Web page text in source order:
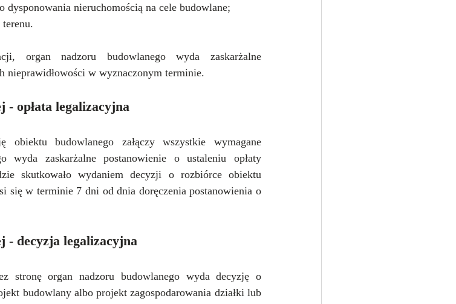
dysponowania nieruchomością na cele budowlane;
organ nadzoru budowlanego wyda zaskarżalne
nieprawidłowości w wyznaczonym terminie.
- opłata legalizacyjna
budowlanego załączy wszystkie wymagane
wyda zaskarżalne postanowienie o ustaleniu opłaty
skutkowało wydaniem decyzji o rozbiórce obiektu
się w terminie 7 dni od dnia doręczenia postanowienia o
- decyzja legalizacyjna
stronę organ nadzoru budowlanego wyda decyzję o
budowlany albo projekt zagospodarowania działki lub